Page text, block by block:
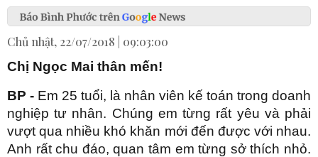
Chủ nhật, 22/07/2018 | 09:03:00
Chị Ngọc Mai thân mến!
BP - Em 25 tuổi, là nhân viên kế toán trong doanh
nghiệp tư nhân. Chúng em từng rất yêu và phải
vượt qua nhiều khó khăn mới đến được với nhau.
Anh rất chu đáo, quan tâm em từng sở thích nhỏ.